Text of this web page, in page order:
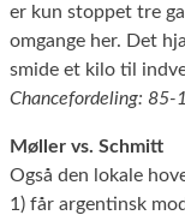
er kun stoppet tre
omgange her. Det
smide et kilo til
Chancefordeling: 85-1
Møller vs. Schmitt
Også den lokale
1) får argentinsk